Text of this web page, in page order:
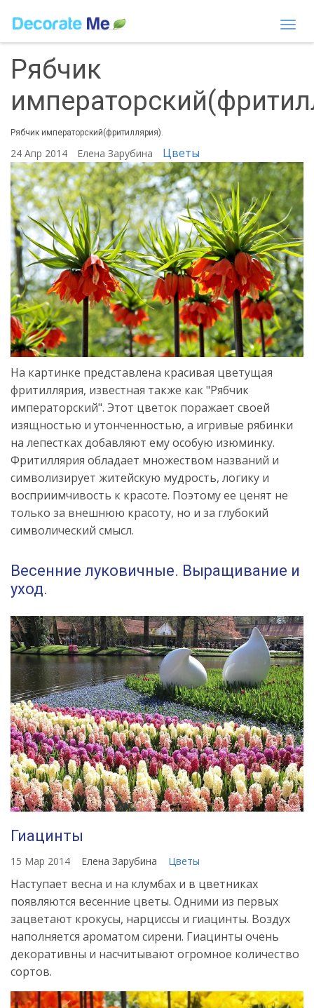
Рябчик
Рябчик императорский(фритиллярия).
24 Апр 2014 Елена Зарубина Цветы
На картинке представлена красивая цветущая
фритиллярия, известная также как "Рябчик
императорский". Этот цветок поражает своей
изящностью и утонченностью, а игривые рябинки
на лепестках добавляют ему особую изюминку.
Фритиллярия обладает множеством названий и
символизирует житейскую мудрость, логику и
восприимчивость к красоте. Поэтому ее ценят не
только за внешнюю красоту, но и за глубокий
символический смысл.
Весенние луковичные. Выращивание и
уход.
Гиацинты
15 Мар 2014 Елена Зарубина Цветы
Наступает весна и на клумбах и в цветниках
появляются весенние цветы. Одними из первых
зацветают крокусы, нарциссы и гиацинты. Воздух
наполняется ароматом сирени. Гиацинты очень
декоративны и насчитывают огромное количество
сортов.